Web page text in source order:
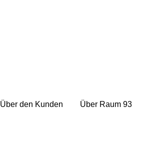
Über den Kunden Über Raum 93